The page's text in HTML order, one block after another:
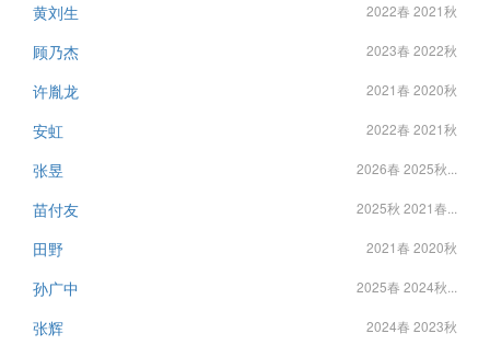
黄刘生 2022春 2021秋
顾乃杰 2023春 2022秋
许胤龙 2021春 2020秋
安虹 2022春 2021秋
张昱 2026春 2025秋...
苗付友 2025秋 2021春...
田野 2021春 2020秋
孙广中 2025春 2024秋...
张辉 2024春 2023秋